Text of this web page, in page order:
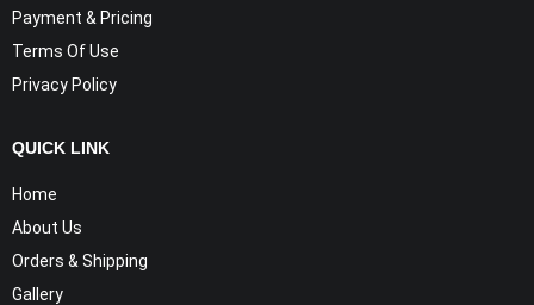
Payment & Pricing
Terms Of Use
Privacy Policy
QUICK LINK
Home
About Us
Orders & Shipping
Gallery